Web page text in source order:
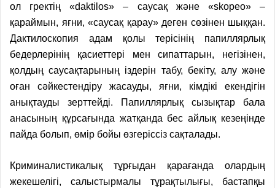
ол гректің «daktilos» – саусақ және «skopeo» –
қараймын, яғни, «саусақ қарау» деген сөзінен шыққан.
Дактилоскопия адам қолы терісінің папиллярлық
бедерлерінің қасиеттері мен сипаттарын, негізінен,
қолдың саусақтарының іздерін табу, бекіту, алу және
оған сәйкестендіру жасауды, яғни, кімдікі екендігін
анықтауды зерттейді. Папиллярлық сызықтар бала
анасының құрсағында жатқанда бес айлық кезеңінде
пайда болып, өмір бойы өзгеріссіз сақталады.
Криминалистикалық тұрғыдан қарағанда олардың
жекешелігі, салыстырмалы тұрақтылығы, бастапқы